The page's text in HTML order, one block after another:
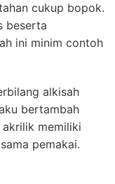
cukup bopok.
beserta
ini minim contoh
alkisah
bertambah
memiliki
pemakai.